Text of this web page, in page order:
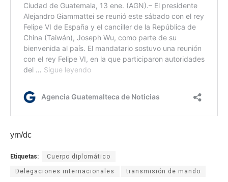
ym/dc
Etiquetas: Cuerpo diplomático
Delegaciones internacionales transmisión de mando